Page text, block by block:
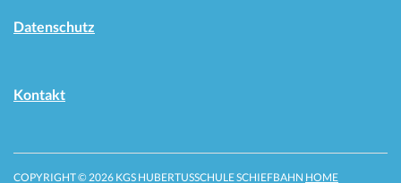
Datenschutz
Kontakt
COPYRIGHT © 2026 KGS HUBERTUSSCHULE SCHIEFBAHN HOME